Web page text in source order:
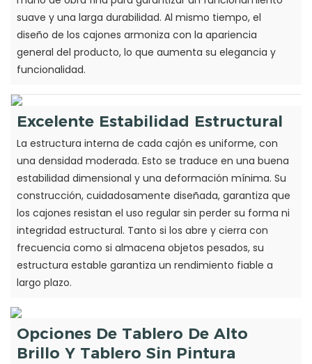
suave y una larga durabilidad. Al mismo tiempo, el
diseño de los cajones armoniza con la apariencia
general del producto, lo que aumenta su elegancia y
funcionalidad.
Excelente Estabilidad Estructural
La estructura interna de cada cajón es uniforme, con
una densidad moderada. Esto se traduce en una buena
estabilidad dimensional y una deformación mínima. Su
construcción, cuidadosamente diseñada, garantiza que
los cajones resistan el uso regular sin perder su forma ni
integridad estructural. Tanto si los abre y cierra con
frecuencia como si almacena objetos pesados, su
estructura estable garantiza un rendimiento fiable a
largo plazo.
Opciones De Tablero De Alto
Brillo Y Tablero Sin Pintura